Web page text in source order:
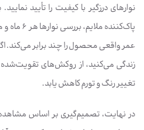
نوارهای درزگیر با کیفیت را تأیید
پاک‌کننده
عمر واقعی محصول را چند برابر می‌کند.
زندگی می‌کنید، از روکش‌های تقویت‌شده
تغییر رنگ و تورم کاهش یابد.
در نهایت، تصمیم‌گیری بر اساس